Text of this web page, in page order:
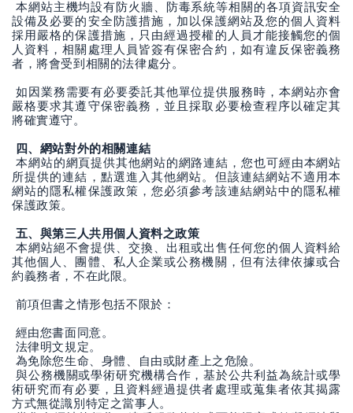
本網站主機均設有防火牆、防毒系統等相關的各項資訊安全
設備及必要的安全防護措施，加以保護網站及您的個人資料
採用嚴格的保護措施，只由經過授權的人員才能接觸您的個
人資料，相關處理人員皆簽有保密合約，如有違反保密義務
者，將會受到相關的法律處分。
如因業務需要有必要委託其他單位提供服務時，本網站亦會
嚴格要求其遵守保密義務，並且採取必要檢查程序以確定其
將確實遵守。
四、網站對外的相關連結
本網站的網頁提供其他網站的網路連結，您也可經由本網站
所提供的連結，點選進入其他網站。但該連結網站不適用本
網站的隱私權保護政策，您必須參考該連結網站中的隱私權
保護政策。
五、與第三人共用個人資料之政策
本網站絕不會提供、交換、出租或出售任何您的個人資料給
其他個人、團體、私人企業或公務機關，但有法律依據或合
約義務者，不在此限。
前項但書之情形包括不限於：
經由您書面同意。
法律明文規定。
為免除您生命、身體、自由或財產上之危險。
與公務機關或學術研究機構合作，基於公共利益為統計或學
術研究而有必要，且資料經過提供者處理或蒐集者依其揭露
方式無從識別特定之當事人。